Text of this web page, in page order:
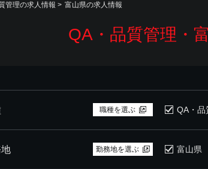
管理の求人情報 > 富山県の求人情報
QA・品質管理・
職種を選ぶ QA・品
勤務地を選ぶ 富山県